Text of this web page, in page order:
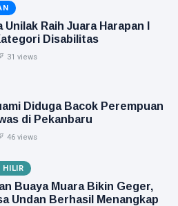
Unilak Raih Juara Harapan I
Disabilitas
31 views
Diduga Bacok Perempuan
di Pekanbaru
46 views
HILIR
Buaya Muara Bikin Geger,
Undan Berhasil Menangkap